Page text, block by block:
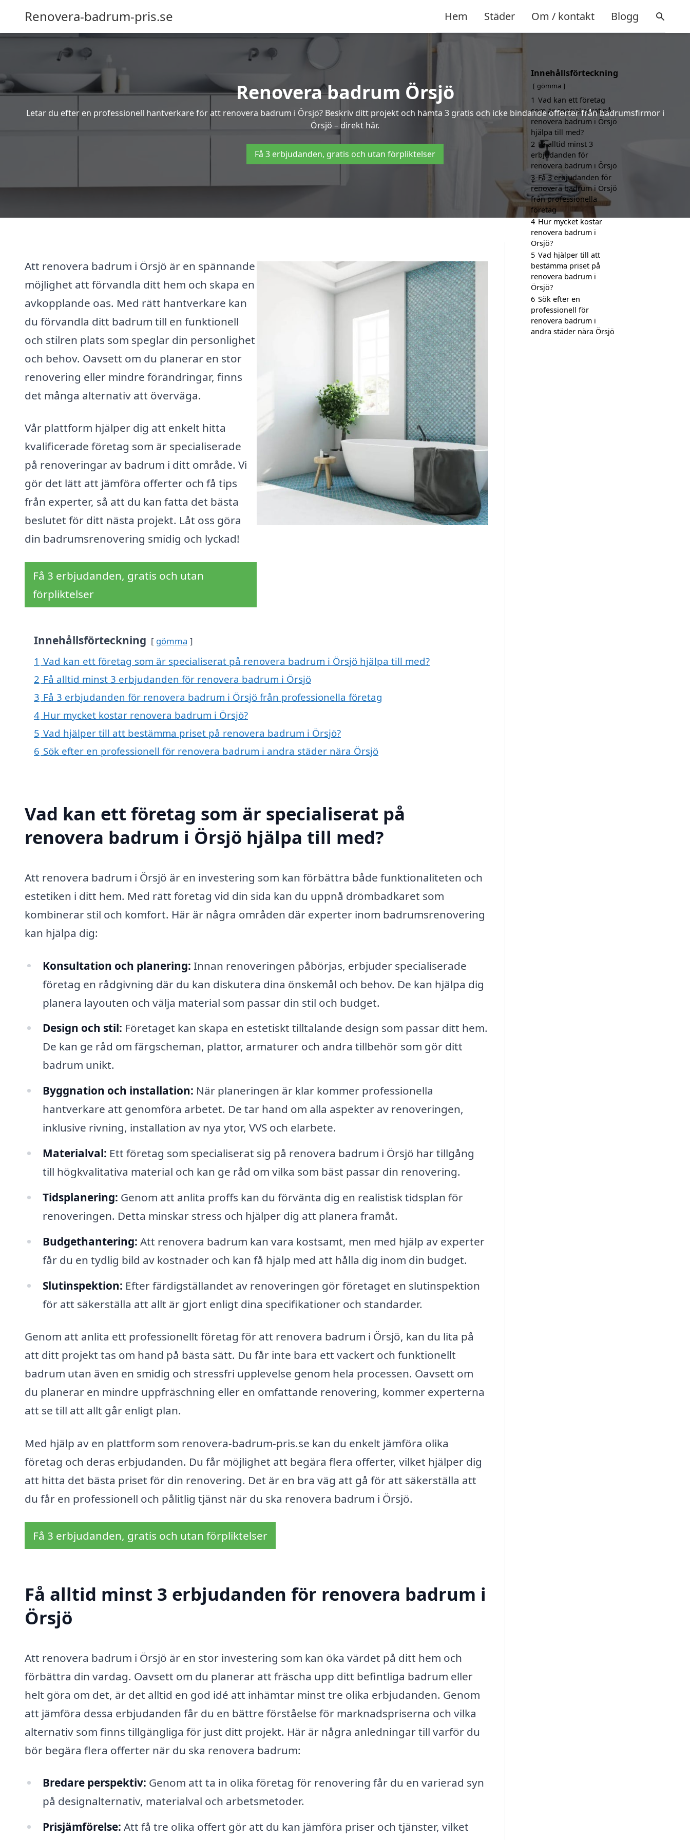
Renovera-badrum-pris.se Hem Städer Om / kontakt Blogg
Renovera badrum Örsjö
Letar du efter en professionell hantverkare för att renovera badrum i Örsjö? Beskriv ditt projekt och hämta 3 gratis och icke bindande offerter från badrumsfirmor i
Örsjö – direkt här.
Få 3 erbjudanden, gratis och utan förpliktelser
Att renovera badrum i Örsjö är en spännande
möjlighet att förvandla ditt hem och skapa en
avkopplande oas. Med rätt hantverkare kan
du förvandla ditt badrum till en funktionell
och stilren plats som speglar din personlighet
och behov. Oavsett om du planerar en stor
renovering eller mindre förändringar, finns
det många alternativ att överväga.
Vår plattform hjälper dig att enkelt hitta
kvalificerade företag som är specialiserade
på renoveringar av badrum i ditt område. Vi
gör det lätt att jämföra offerter och få tips
från experter, så att du kan fatta det bästa
beslutet för ditt nästa projekt. Låt oss göra
din badrumsrenovering smidig och lyckad!
Få 3 erbjudanden, gratis och utan
förpliktelser
Innehållsförteckning gömma
1 Vad kan ett företag som är specialiserat på renovera badrum i Örsjö hjälpa till med?
2 Få alltid minst 3 erbjudanden för renovera badrum i Örsjö
3 Få 3 erbjudanden för renovera badrum i Örsjö från professionella företag
4 Hur mycket kostar renovera badrum i Örsjö?
5 Vad hjälper till att bestämma priset på renovera badrum i Örsjö?
6 Sök efter en professionell för renovera badrum i andra städer nära Örsjö
Vad kan ett företag som är specialiserat på
renovera badrum i Örsjö hjälpa till med?
Att renovera badrum i Örsjö är en investering som kan förbättra både funktionaliteten och
estetiken i ditt hem. Med rätt företag vid din sida kan du uppnå drömbadkaret som
kombinerar stil och komfort. Här är några områden där experter inom badrumsrenovering
kan hjälpa dig:
Konsultation och planering: Innan renoveringen påbörjas, erbjuder specialiserade
företag en rådgivning där du kan diskutera dina önskemål och behov. De kan hjälpa dig
planera layouten och välja material som passar din stil och budget.
Design och stil: Företaget kan skapa en estetiskt tilltalande design som passar ditt hem.
De kan ge råd om färgscheman, plattor, armaturer och andra tillbehör som gör ditt
badrum unikt.
Byggnation och installation: När planeringen är klar kommer professionella
hantverkare att genomföra arbetet. De tar hand om alla aspekter av renoveringen,
inklusive rivning, installation av nya ytor, VVS och elarbete.
Materialval: Ett företag som specialiserat sig på renovera badrum i Örsjö har tillgång
till högkvalitativa material och kan ge råd om vilka som bäst passar din renovering.
Tidsplanering: Genom att anlita proffs kan du förvänta dig en realistisk tidsplan för
renoveringen. Detta minskar stress och hjälper dig att planera framåt.
Budgethantering: Att renovera badrum kan vara kostsamt, men med hjälp av experter
får du en tydlig bild av kostnader och kan få hjälp med att hålla dig inom din budget.
Slutinspektion: Efter färdigställandet av renoveringen gör företaget en slutinspektion
för att säkerställa att allt är gjort enligt dina specifikationer och standarder.
Genom att anlita ett professionellt företag för att renovera badrum i Örsjö, kan du lita på
att ditt projekt tas om hand på bästa sätt. Du får inte bara ett vackert och funktionellt
badrum utan även en smidig och stressfri upplevelse genom hela processen. Oavsett om
du planerar en mindre uppfräschning eller en omfattande renovering, kommer experterna
att se till att allt går enligt plan.
Med hjälp av en plattform som renovera-badrum-pris.se kan du enkelt jämföra olika
företag och deras erbjudanden. Du får möjlighet att begära flera offerter, vilket hjälper dig
att hitta det bästa priset för din renovering. Det är en bra väg att gå för att säkerställa att
du får en professionell och pålitlig tjänst när du ska renovera badrum i Örsjö.
Få 3 erbjudanden, gratis och utan förpliktelser
Få alltid minst 3 erbjudanden för renovera badrum i
Örsjö
Att renovera badrum i Örsjö är en stor investering som kan öka värdet på ditt hem och
förbättra din vardag. Oavsett om du planerar att fräscha upp ditt befintliga badrum eller
helt göra om det, är det alltid en god idé att inhämtar minst tre olika erbjudanden. Genom
att jämföra dessa erbjudanden får du en bättre förståelse för marknadspriserna och vilka
alternativ som finns tillgängliga för just ditt projekt. Här är några anledningar till varför du
bör begära flera offerter när du ska renovera badrum:
Bredare perspektiv: Genom att ta in olika företag för renovering får du en varierad syn
på designalternativ, materialval och arbetsmetoder.
Prisjämförelse: Att få tre olika offert gör att du kan jämföra priser och tjänster, vilket
Innehållsförteckning
gömma
1 Vad kan ett företag
som är specialiserat på
renovera badrum i Örsjö
hjälpa till med?
2 Få alltid minst 3
erbjudanden för
renovera badrum i Örsjö
3 Få 3 erbjudanden för
renovera badrum i Örsjö
från professionella
företag
4 Hur mycket kostar
renovera badrum i
Örsjö?
5 Vad hjälper till att
bestämma priset på
renovera badrum i
Örsjö?
6 Sök efter en
professionell för
renovera badrum i
andra städer nära Örsjö